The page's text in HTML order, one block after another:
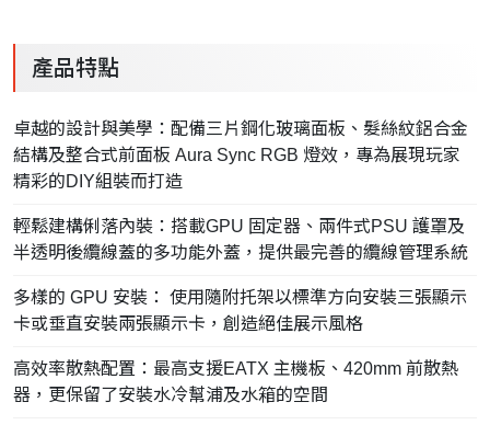
產品特點
卓越的設計與美學：配備三片鋼化玻璃面板、髮絲紋鋁合金
結構及整合式前面板 Aura Sync RGB 燈效，專為展現玩家
精彩的DIY組裝而打造
輕鬆建構俐落內裝：搭載GPU 固定器、兩件式PSU 護罩及
半透明後纜線蓋的多功能外蓋，提供最完善的纜線管理系統
多樣的 GPU 安裝： 使用隨附托架以標準方向安裝三張顯示
卡或垂直安裝兩張顯示卡，創造絕佳展示風格
高效率散熱配置：最高支援EATX 主機板、420mm 前散熱
器，更保留了安裝水冷幫浦及水箱的空間